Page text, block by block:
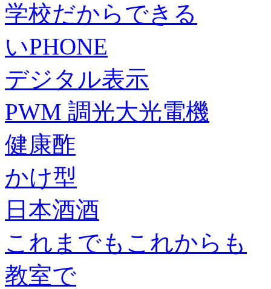
学校だからできる
いPHONE
デジタル表示
PWM 調光大光電機
健康酢
かけ型
日本酒酒
これまでもこれからも
教室で